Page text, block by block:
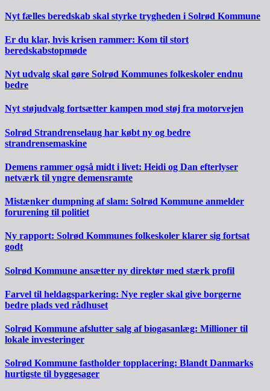
Nyt fælles beredskab skal styrke trygheden i Solrød Kommune
Er du klar, hvis krisen rammer: Kom til stort
beredskabstopmøde
Nyt udvalg skal gøre Solrød Kommunes folkeskoler endnu
bedre
Nyt støjudvalg fortsætter kampen mod støj fra motorvejen
Solrød Strandrenselaug har købt ny og bedre
strandrensemaskine
Demens rammer også midt i livet: Heidi og Dan efterlyser
netværk til yngre demensramte
Mistænker dumpning af slam: Solrød Kommune anmelder
forurening til politiet
Ny rapport: Solrød Kommunes folkeskoler klarer sig fortsat
godt
Solrød Kommune ansætter ny direktør med stærk profil
Farvel til heldagsparkering: Nye regler skal give borgerne
bedre plads ved rådhuset
Solrød Kommune afslutter salg af biogasanlæg: Millioner til
lokale investeringer
Solrød Kommune fastholder topplacering: Blandt Danmarks
hurtigste til byggesager